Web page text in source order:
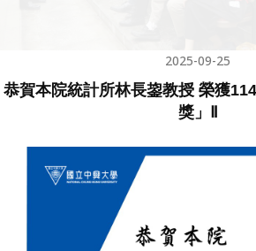
2025-09-25
恭賀本院統計所林長鋆教授 榮獲
獎」Ⅱ